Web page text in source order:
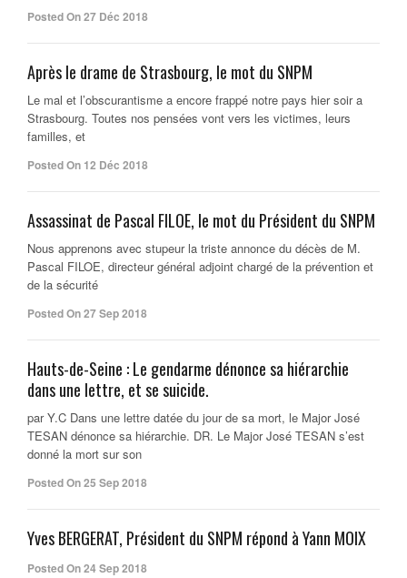
Posted On 27 Déc 2018
Après le drame de Strasbourg, le mot du SNPM
Le mal et l’obscurantisme a encore frappé notre pays hier soir a
Strasbourg. Toutes nos pensées vont vers les victimes, leurs
familles, et
Posted On 12 Déc 2018
Assassinat de Pascal FILOE, le mot du Président du SNPM
Nous apprenons avec stupeur la triste annonce du décès de M.
Pascal FILOE, directeur général adjoint chargé de la prévention et
de la sécurité
Posted On 27 Sep 2018
Hauts-de-Seine : Le gendarme dénonce sa hiérarchie
dans une lettre, et se suicide.
par Y.C Dans une lettre datée du jour de sa mort, le Major José
TESAN dénonce sa hiérarchie. DR. Le Major José TESAN s’est
donné la mort sur son
Posted On 25 Sep 2018
Yves BERGERAT, Président du SNPM répond à Yann MOIX
Posted On 24 Sep 2018